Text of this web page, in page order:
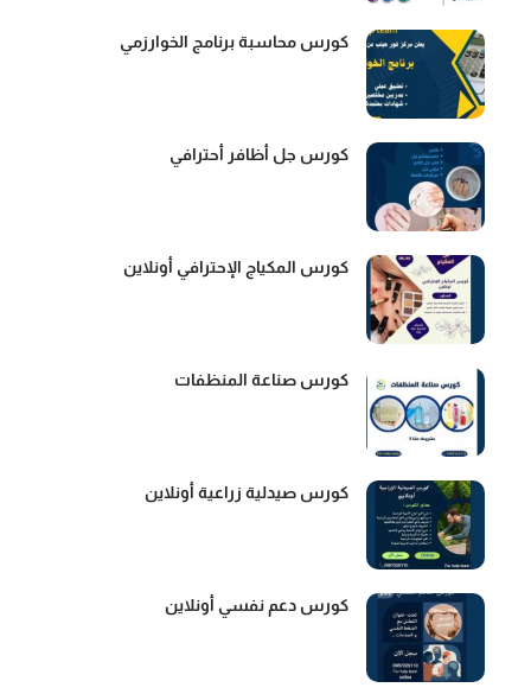
كورس محاسبة برنامج الخوارزمي
كورس جل أظافر أحترافي
كورس المكياج الإحترافي أونلاين
كورس صناعة المنظفات
كورس صيدلية زراعية أونلاين
كورس دعم نفسي أونلاين